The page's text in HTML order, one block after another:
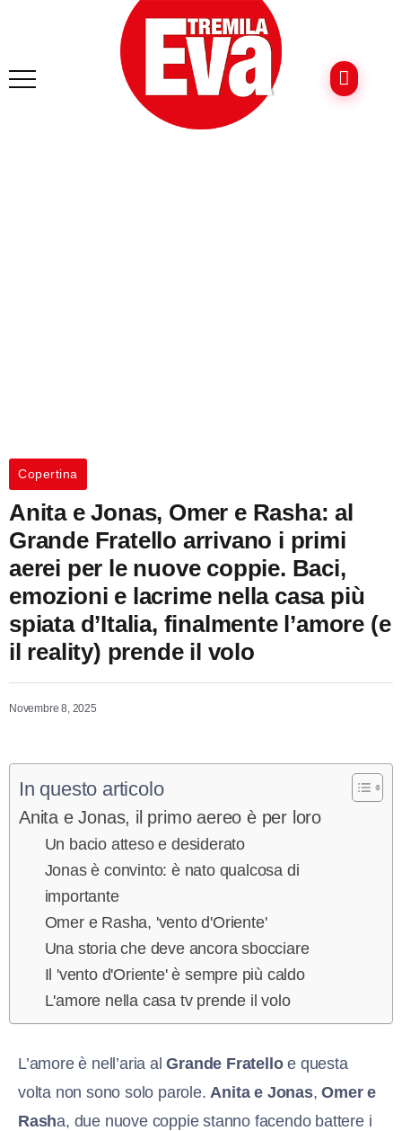
Copertina
Anita e Jonas, Omer e Rasha: al
Grande Fratello arrivano i primi
aerei per le nuove coppie. Baci,
emozioni e lacrime nella casa più
spiata d’Italia, finalmente l’amore (e
il reality) prende il volo
Novembre 8, 2025
In questo articolo
Anita e Jonas, il primo aereo è per loro
Un bacio atteso e desiderato
Jonas è convinto: è nato qualcosa di
importante
Omer e Rasha, 'vento d'Oriente'
Una storia che deve ancora sbocciare
Il 'vento d'Oriente' è sempre più caldo
L'amore nella casa tv prende il volo
L’amore è nell’aria alGrande Fratelloe questa
volta non sono solo parole. Anita e Jonas,Omer e
Rasha, due nuove coppie stanno facendo battere i